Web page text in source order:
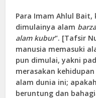
Para Imam Ahlul
dimulainya alam
alam kubur“. [Tafsir
manusia memasuki
pun dimulai, yakni
merasakan
alam dunia ini;
beruntung dan